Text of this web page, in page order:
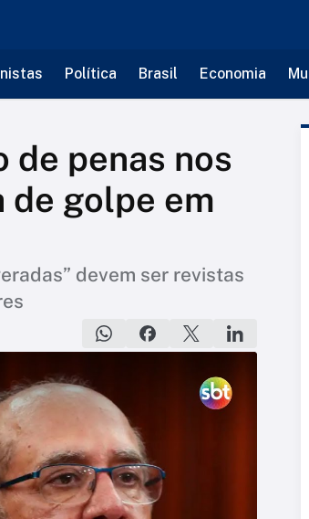
Política Brasil Economia
de penas nos
golpe em
devem ser revistas